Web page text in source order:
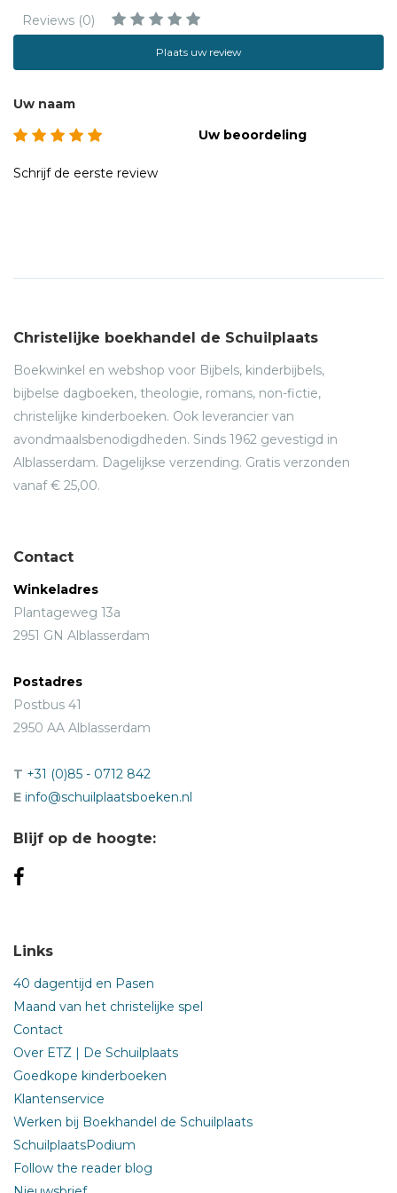
Reviews (0)
Plaats uw review
Uw naam
Uw beoordeling
Schrijf de eerste review
Christelijke boekhandel de Schuilplaats
Boekwinkel en webshop voor Bijbels, kinderbijbels,
bijbelse dagboeken, theologie, romans, non-fictie,
christelijke kinderboeken. Ook leverancier van
avondmaalsbenodigdheden. Sinds 1962 gevestigd in
Alblasserdam. Dagelijkse verzending. Gratis verzonden
vanaf € 25,00.
Contact
Winkeladres
Plantageweg 13a
2951 GN Alblasserdam
Postadres
Postbus 41
2950 AA Alblasserdam
T +31 (0)85 - 0712 842
E info@schuilplaatsboeken.nl
Blijf op de hoogte:
Links
40 dagentijd en Pasen
Maand van het christelijke spel
Contact
Over ETZ | De Schuilplaats
Goedkope kinderboeken
Klantenservice
Werken bij Boekhandel de Schuilplaats
SchuilplaatsPodium
Follow the reader blog